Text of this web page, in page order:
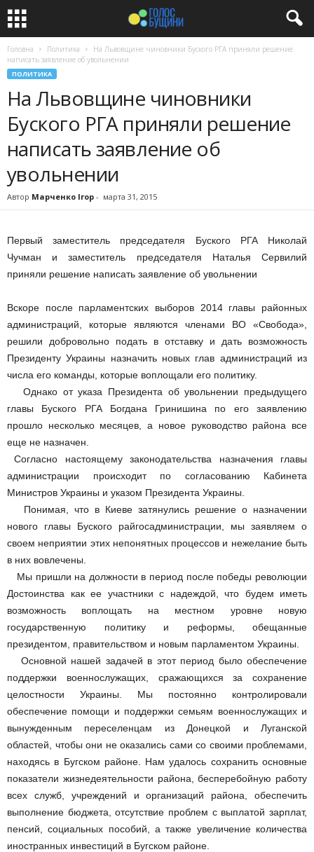
Головна Политика
На Львовщине чиновники Буского РГА приняли решение
написать заявление об увольнении
ПОЛИТИКА
На Львовщине чиновники
Буского РГА приняли решение
написать заявление об
увольнении
Автор Марченко Ігор - марта 31, 2015
Первый заместитель председателя Буского РГА Николай
Чучман и заместитель председателя Наталья Сервилий
приняли решение написать заявление об увольнении
Вскоре после парламентских выборов 2014 главы районных
администраций, которые являются членами ВО «Свобода»,
решили добровольно подать в отставку и дать возможность
Президенту Украины назначить новых глав администраций из
числа его команды, которые воплощали его политику.
Однако от указа Президента об увольнении предыдущего
главы Буского РГА Богдана Гринишина по его заявлению
прошло несколько месяцев, а новое руководство района все
еще не назначен.
Согласно настоящему законодательства назначения главы
администрации происходит по согласованию Кабинета
Министров Украины и указом Президента Украины.
Понимая, что в Киеве затянулись решение о назначении
нового главы Буского райгосадминистрации, мы заявляем о
своем неприятии этих непонятных процессов и нежелание быть
в них вовлечены.
Мы пришли на должности в период после победы революции
Достоинства как ее участники с надеждой, что будем иметь
возможность воплощать на местном уровне новую
государственную политику и реформы, обещанные
президентом, правительством и новым парламентом Украины.
Основной нашей задачей в этот период было обеспечение
поддержки военнослужащих, сражающихся за сохранение
целостности Украины. Мы постоянно контролировали
обеспечение помощи и поддержки семьям военнослужащих и
вынужденным переселенцам из Донецкой и Луганской
областей, чтобы они не оказались сами со своими проблемами,
находясь в Бугском районе. Нам удалось сохранить основные
показатели жизнедеятельности района, бесперебойную работу
всех служб, учреждений и организаций района, обеспечить
выполнение бюджета, отсутствие проблем с выплатой зарплат,
пенсий, социальных пособий, а также увеличение количества
иностранных инвестиций в Бугском районе.